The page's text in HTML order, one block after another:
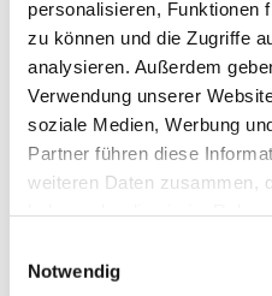
personalisieren, Funktionen
zu können und die Zugriffe
analysieren. Außerdem
Verwendung unserer
soziale Medien, Werbung
Partner führen diese
weiteren Daten zusammen,
Notwendig